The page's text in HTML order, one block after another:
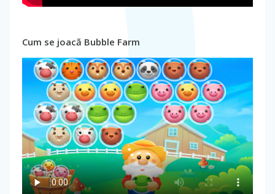
Cum se joacă Bubble Farm